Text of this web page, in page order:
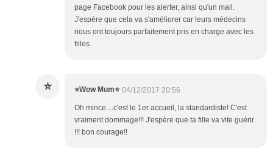
page Facebook pour les alerter, ainsi qu'un mail.
J'espère que cela va s'améliorer car leurs médecins
nous ont toujours parfaitement pris en charge avec les
filles.
⭐ ⭐️Wow Mum⭐️ 04/12/2017 20:56
Oh mince....c'est le 1er accueil, la standardiste! C'est
vraiment dommage!!! J'espère que ta fille va vite guérir
!!! bon courage!!